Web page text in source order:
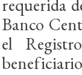
requerida
Banco
el